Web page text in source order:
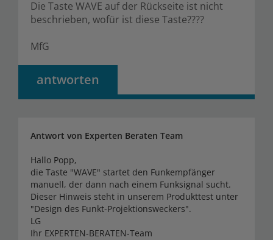
Die Taste WAVE auf der Rückseite ist nicht
beschrieben, wofür ist diese Taste????
MfG
antworten
Antwort von Experten Beraten Team
Hallo Popp,
die Taste "WAVE" startet den Funkempfänger
manuell, der dann nach einem Funksignal sucht.
Dieser Hinweis steht in unserem Produkttest unter
"Design des Funkt-Projektionsweckers".
LG
Ihr EXPERTEN-BERATEN-Team